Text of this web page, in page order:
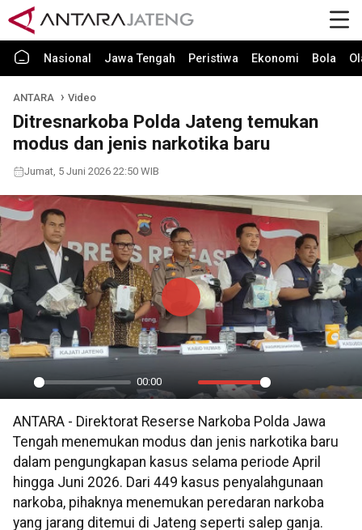
Nasional Jawa Tengah Peristiwa Ekonomi Bola
ANTARA Video
Ditresnarkoba Polda Jateng temukan
modus dan jenis narkotika baru
Jumat, 5 Juni 2026 22:50 WIB
Play
00:00
Mute Settings
PIP
Play
ANTARA - Direktorat Reserse Narkoba Polda Jawa
Tengah menemukan modus dan jenis narkotika baru
dalam pengungkapan kasus selama periode April
hingga Juni 2026. Dari 449 kasus penyalahgunaan
narkoba, pihaknya menemukan peredaran narkoba
yang jarang ditemui di Jateng seperti salep ganja.